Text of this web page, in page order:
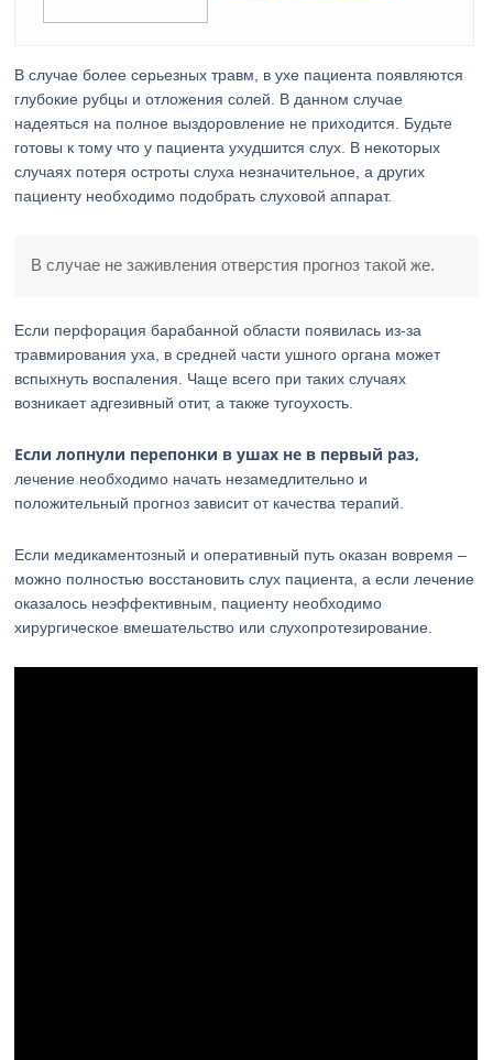
В случае более серьезных травм, в ухе пациента появляются
глубокие рубцы и отложения солей. В данном случае
надеяться на полное выздоровление не приходится. Будьте
готовы к тому что у пациента ухудшится слух. В некоторых
случаях потеря остроты слуха незначительное, а других
пациенту необходимо подобрать слуховой аппарат.
В случае не заживления отверстия прогноз такой же.
Если перфорация барабанной области появилась из-за
травмирования уха, в средней части ушного органа может
вспыхнуть воспаления. Чаще всего при таких случаях
возникает адгезивный отит, а также тугоухость.
Если лопнули перепонки в ушах не в первый раз,
лечение необходимо начать незамедлительно и
положительный прогноз зависит от качества терапий.
Если медикаментозный и оперативный путь оказан вовремя –
можно полностью восстановить слух пациента, а если лечение
оказалось неэффективным, пациенту необходимо
хирургическое вмешательство или слухопротезирование.